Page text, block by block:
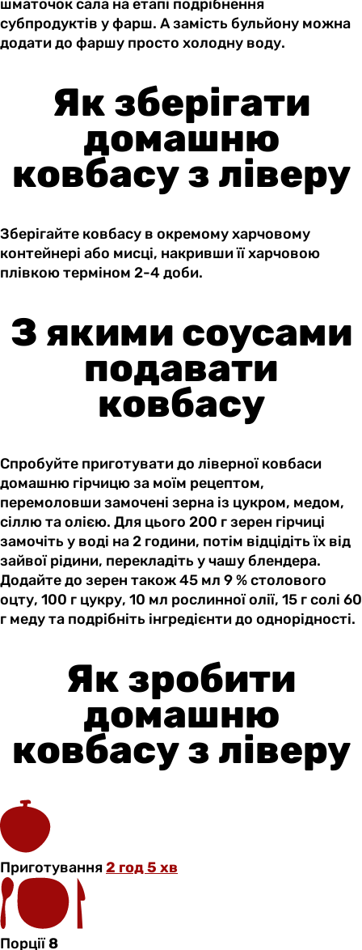
шматочок сала на етапі подрібнення
субпродуктів у фарш. А замість бульйону можна
додати до фаршу просто холодну воду.
Як зберігати
домашню
ковбасу з ліверу
Зберігайте ковбасу в окремому харчовому
контейнері або мисці, накривши її харчовою
плівкою терміном 2-4 доби.
З якими соусами
подавати
ковбасу
Спробуйте приготувати до ліверної ковбаси
домашню гірчицю за моїм рецептом,
перемоловши замочені зерна із цукром, медом,
сіллю та олією. Для цього 200 г зерен гірчиці
замочіть у воді на 2 години, потім відцідіть їх від
зайвої рідини, перекладіть у чашу блендера.
Додайте до зерен також 45 мл 9 % столового
оцту, 100 г цукру, 10 мл рослинної олії, 15 г солі 60
г меду та подрібніть інгредієнти до однорідності.
Як зробити
домашню
ковбасу з ліверу
Приготування2 год 5 хв
Порції8